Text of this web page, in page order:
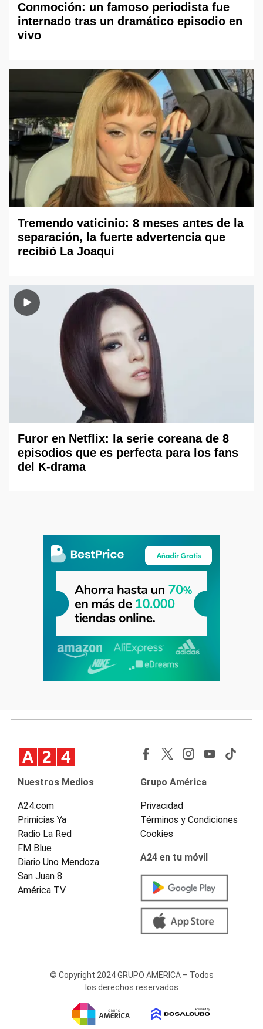
Conmoción: un famoso periodista fue
internado tras un dramático episodio en
vivo
Tremendo vaticinio: 8 meses antes de la
separación, la fuerte advertencia que
recibió La Joaqui
Furor en Netflix: la serie coreana de 8
episodios que es perfecta para los fans
del K-drama
Nuestros Medios
A24.com
Primicias Ya
Radio La Red
FM Blue
Diario Uno Mendoza
San Juan 8
América TV
Grupo América
Privacidad
Términos y Condiciones
Cookies
A24 en tu móvil
© Copyright 2024 GRUPO AMERICA – Todos
los derechos reservados